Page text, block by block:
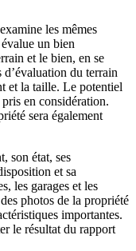
les mêmes
un bien
et le bien, en se
d’évaluation du terrain
et la taille. Le potentiel
en considération.
sera également
son état, ses
et sa
les garages et les
photos de la propriété
importantes.
le résultat du rapport